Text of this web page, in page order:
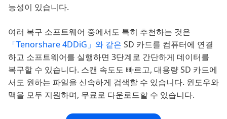
능성이 있습니다.
여러 복구 소프트웨어 중에서도 특히 추천하는 것은
「Tenorshare 4DDiG」와 같은 SD 카드를 컴퓨터에 연결
하고 소프트웨어를 실행하면 3단계로 간단하게 데이터를
복구할 수 있습니다. 스캔 속도도 빠르고, 대용량 SD 카드에
서도 원하는 파일을 신속하게 검색할 수 있습니다. 윈도우와
맥을 모두 지원하며, 무료로 다운로드할 수 있습니다.